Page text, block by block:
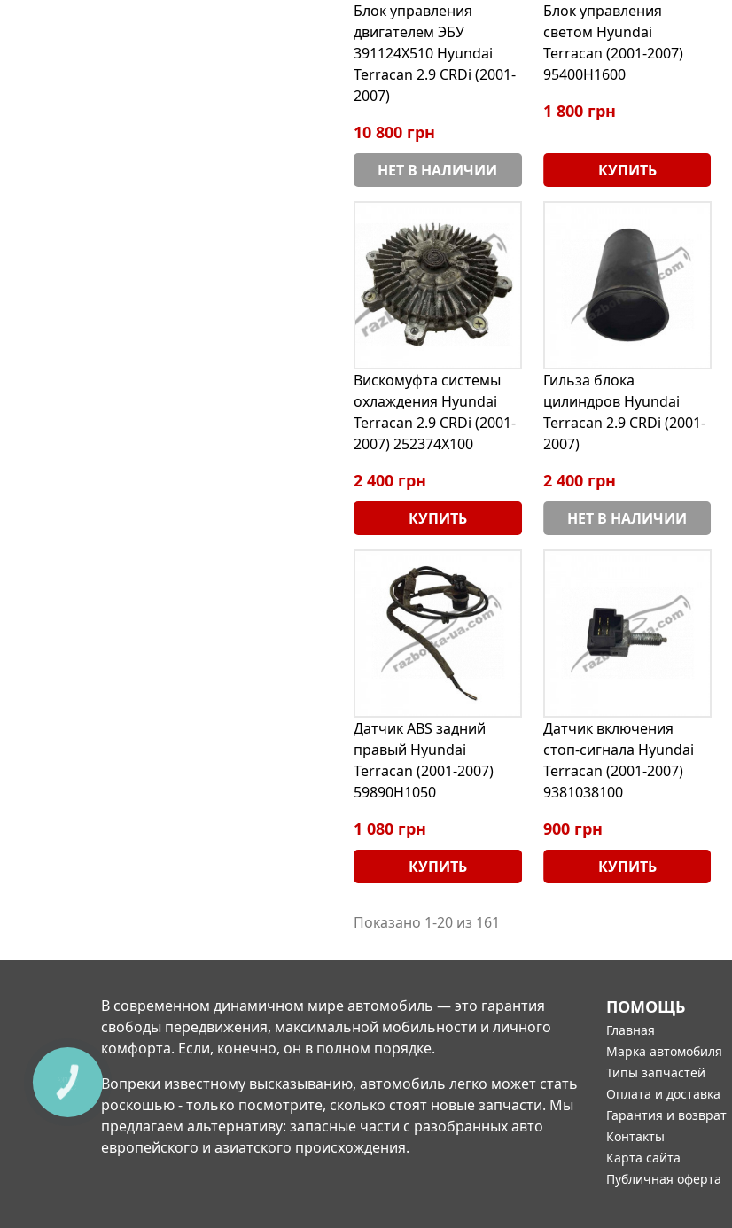
Блок управления
двигателем ЭБУ
391124X510 Hyundai
Terracan 2.9 CRDi (2001-
2007)
10 800 грн
НЕТ В НАЛИЧИИ
Блок управления
светом Hyundai
Terracan (2001-2007)
95400H1600
1 800 грн
КУПИТЬ
Вискомуфта системы
охлаждения Hyundai
Terracan 2.9 CRDi (2001-
2007) 252374X100
2 400 грн
КУПИТЬ
Гильза блока
цилиндров Hyundai
Terracan 2.9 CRDi (2001-
2007)
2 400 грн
НЕТ В НАЛИЧИИ
Датчик ABS задний
правый Hyundai
Terracan (2001-2007)
59890H1050
1 080 грн
КУПИТЬ
Датчик включения
стоп-сигнала Hyundai
Terracan (2001-2007)
9381038100
900 грн
КУПИТЬ
Показано 1-20 из 161
В современном динамичном мире автомобиль — это гарантия
свободы передвижения, максимальной мобильности и личного
комфорта. Если, конечно, он в полном порядке.
Вопреки известному высказыванию, автомобиль легко может стать
роскошью - только посмотрите, сколько стоят новые запчасти. Мы
предлагаем альтернативу: запасные части с разобранных авто
европейского и азиатского происхождения.
ПОМОЩЬ
Главная
Марка автомобиля
Типы запчастей
Оплата и доставка
Гарантия и возврат
Контакты
Карта сайта
Публичная оферта